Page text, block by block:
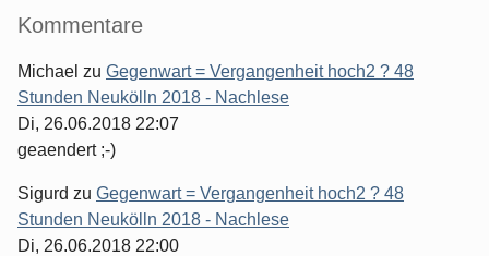
Kommentare
Michael zu Gegenwart = Vergangenheit hoch2 ? 48
Stunden Neukölln 2018 - Nachlese
Di, 26.06.2018 22:07
geaendert ;-)
Sigurd zu Gegenwart = Vergangenheit hoch2 ? 48
Stunden Neukölln 2018 - Nachlese
Di, 26.06.2018 22:00